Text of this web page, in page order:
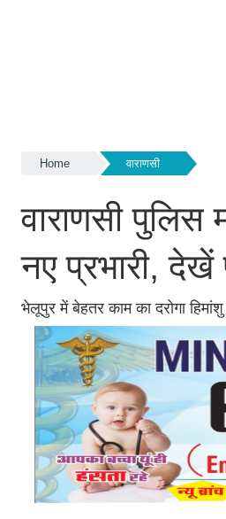
Home वाराणसी
वाराणसी
नए प्रभारी, देखें
भेलूपुर में बेहतर काम का दरोगा हिमांशु